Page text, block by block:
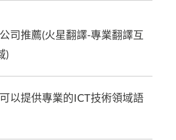
司推薦(火星翻譯-專業翻譯互
)
以提供專業的ICT技術領域語